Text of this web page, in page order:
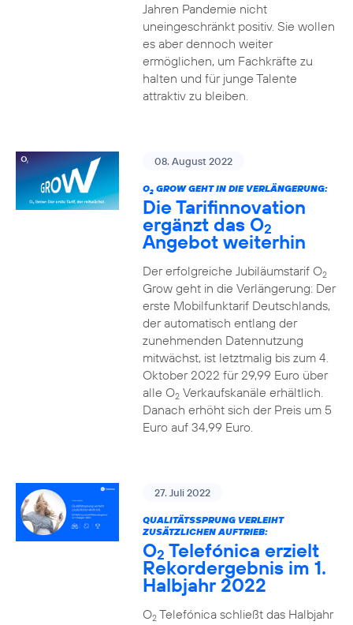
Jahren Pandemie nicht
uneingeschränkt positiv. Sie wollen
es aber dennoch weiter
ermöglichen, um Fachkräfte zu
halten und für junge Talente
attraktiv zu bleiben.
08. August 2022
O2GROW GEHT IN DIE VERLÄNGERUNG:
Die Tarifinnovation
ergänzt das O2
Angebot weiterhin
Der erfolgreiche Jubiläumstarif O2
Grow geht in die Verlängerung: Der
erste Mobilfunktarif Deutschlands,
der automatisch entlang der
zunehmenden Datennutzung
mitwächst, ist letztmalig bis zum 4.
Oktober 2022 für 29,99 Euro über
alle O2Verkaufskanäle erhältlich.
Danach erhöht sich der Preis um 5
Euro auf 34,99 Euro.
27. Juli 2022
QUALITÄTSSPRUNG VERLEIHT
ZUSÄTZLICHEN AUFTRIEB:
O2 Telefónica erzielt
Rekordergebnis im 1.
Halbjahr 2022
O2Telefónica schließt das Halbjahr